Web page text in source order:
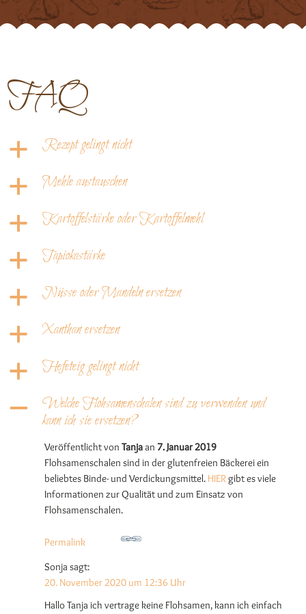
FAQ
a Rezept gelingt nicht
a Mehle austauschen
a Kartoffelstärke oder Kartoffelmehl
a Tapiokastärke
a Nüsse oder Mandeln ersetzen
a Xanthan ersetzen
a Hefeteig gelingt nicht
A
Welche Flohsamenschalen sind zu verwenden und
kann ich sie ersetzen?
Veröffentlicht von Tanjaan 7. Januar 2019
Flohsamenschalen sind in der glutenfreien Bäckerei ein
beliebtes Binde- und Verdickungsmittel. HIERgibt es viele
Informationen zur Qualität und zum Einsatz von
Flohsamenschalen.
Permalink
Sonja sagt:
20. November 2020 um 12:36 Uhr
Hallo Tanja ich vertrage keine Flohsamen, kann ich einfach